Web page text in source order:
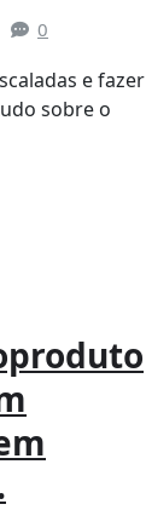
0
e fazer
sobre o